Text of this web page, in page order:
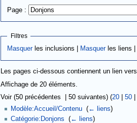
navigation
recherche
Page :
Filtres
Masquerles inclusions | Masquerles liens |
Les pages ci-dessous contiennent un lien vers
Affichage de 20 éléments.
Voir (50 précédentes | 50 suivantes) (20| 50|
Modèle:Accueil/Contenu ‎(← liens)
Catégorie:Donjons ‎(← liens)